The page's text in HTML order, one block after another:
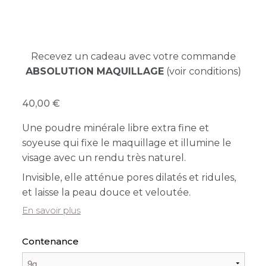
Recevez un cadeau avec votre commande
ABSOLUTION MAQUILLAGE (voir conditions)
40,00
Une poudre minérale libre extra fine et
soyeuse qui fixe le maquillage et illumine le
visage avec un rendu très naturel.
Invisible, elle atténue pores dilatés et ridules,
et laisse la peau douce et veloutée.
En savoir plus
Contenance